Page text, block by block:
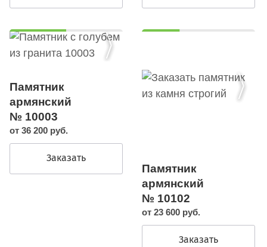
Памятник
армянский
№ 10003
от 36 200 руб.
Заказать
Памятник
армянский
№ 10102
от 23 600 руб.
Заказать